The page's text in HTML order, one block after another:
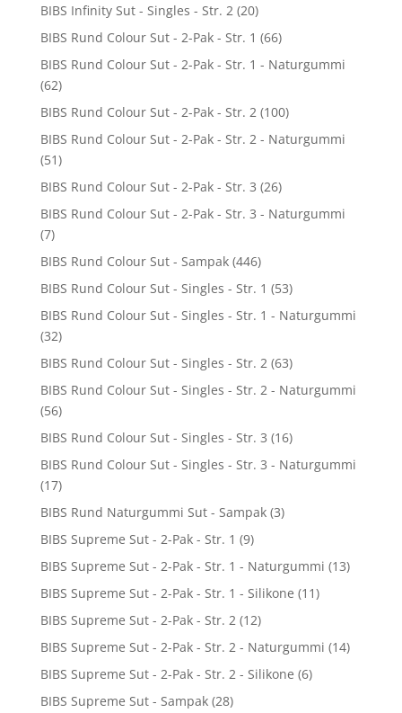
BIBS Infinity Sut - Singles - Str. 2 (20)
BIBS Rund Colour Sut - 2-Pak - Str. 1 (66)
BIBS Rund Colour Sut - 2-Pak - Str. 1 - Naturgummi
(62)
BIBS Rund Colour Sut - 2-Pak - Str. 2 (100)
BIBS Rund Colour Sut - 2-Pak - Str. 2 - Naturgummi
(51)
BIBS Rund Colour Sut - 2-Pak - Str. 3 (26)
BIBS Rund Colour Sut - 2-Pak - Str. 3 - Naturgummi
(7)
BIBS Rund Colour Sut - Sampak (446)
BIBS Rund Colour Sut - Singles - Str. 1 (53)
BIBS Rund Colour Sut - Singles - Str. 1 - Naturgummi
(32)
BIBS Rund Colour Sut - Singles - Str. 2 (63)
BIBS Rund Colour Sut - Singles - Str. 2 - Naturgummi
(56)
BIBS Rund Colour Sut - Singles - Str. 3 (16)
BIBS Rund Colour Sut - Singles - Str. 3 - Naturgummi
(17)
BIBS Rund Naturgummi Sut - Sampak (3)
BIBS Supreme Sut - 2-Pak - Str. 1 (9)
BIBS Supreme Sut - 2-Pak - Str. 1 - Naturgummi (13)
BIBS Supreme Sut - 2-Pak - Str. 1 - Silikone (11)
BIBS Supreme Sut - 2-Pak - Str. 2 (12)
BIBS Supreme Sut - 2-Pak - Str. 2 - Naturgummi (14)
BIBS Supreme Sut - 2-Pak - Str. 2 - Silikone (6)
BIBS Supreme Sut - Sampak (28)